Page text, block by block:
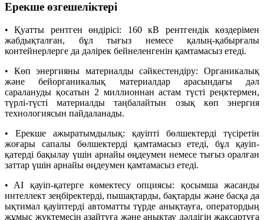
Ерекше өзгешеліктері
• Қуатты рентген өндірісі: 160 кВ рентгендік көздерімен
жабдықталған, бұл тығыз немесе қалың-қабырғалы
контейнерлерге да дәлірек бейнеленгенін қамтамасыз етеді.
• Көп энергияны материалды сәйкестендіру: Органикалық
және бейорганикалық материалдар арасындағы дәл
саралануды қосатын 2 миллионнан астам түсті реңктермен,
түрлі-түсті материалды таңбалайтын озық көп энергия
технологиясын пайдаланады.
• Ерекше ажыратымдылық: қауіпті бөлшектерді түсіретін
жоғары сапалы бөлшектерді қамтамасыз етеді, бұл қауіп-
қатерді бақылау үшін арнайы өңдеумен немесе тығыз оралған
заттар үшін арнайы өңдеумен қамтамасыз етеді.
• AI қауіп-қатерге көмектесу опциясы: қосымша жасанды
интеллект зеңбіректерді, пышақтарды, бақтарды және басқа да
ықтимал қауіптерді автоматты түрде анықтауға, оператордың
жұмыс жүктемесін азайтуға және анықтау дәлдігін жақсартуға